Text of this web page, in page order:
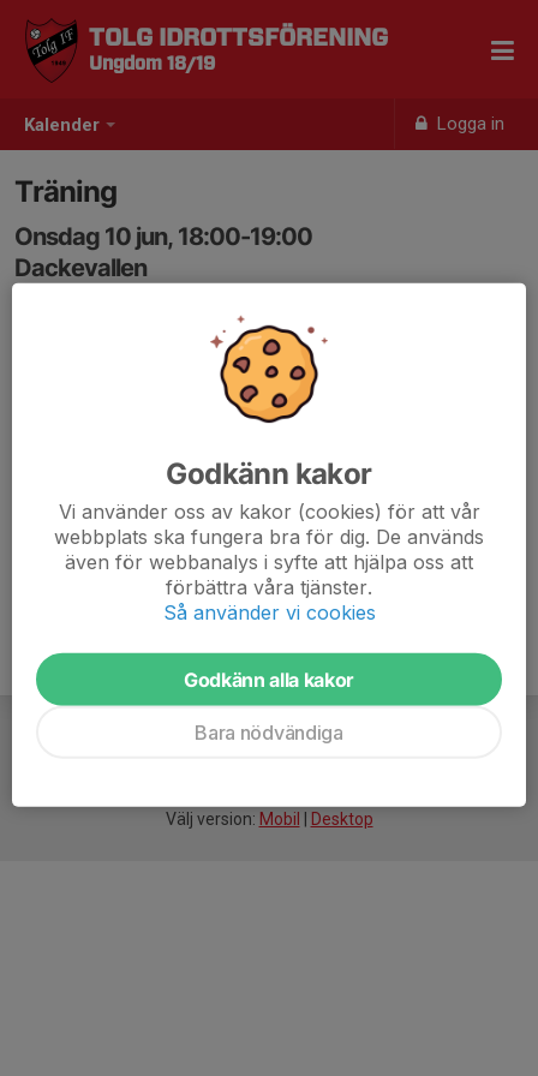
Kalender Logga in
TOLG IDROTTSFÖRENING
Ungdom 18/19
Träning
Onsdag 10 jun, 18:00-19:00
Dackevallen
Välj version: Mobil Desktop
Godkänn kakor
Vi använder oss av kakor (cookies) för att vår
webbplats ska fungera bra för dig. De används
även för webbanalys i syfte att hjälpa oss att
förbättra våra tjänster.
Så använder vi cookies
Godkänn alla kakor
Bara nödvändiga